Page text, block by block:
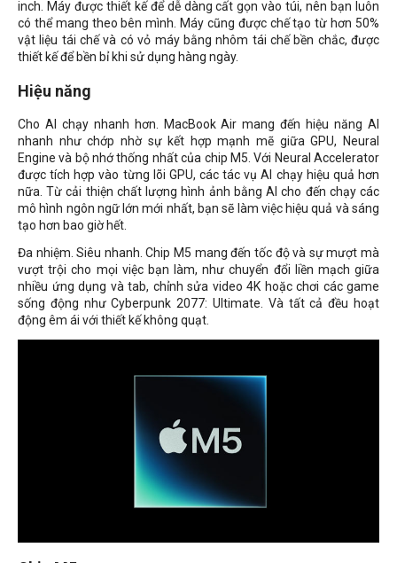
inch. Máy được thiết kế để dễ dàng cất gọn vào túi, nên bạn luôn
có thể mang theo bên mình. Máy cũng được chế tạo từ hơn 50%
vật liệu tái chế và có vỏ máy bằng nhôm tái chế bền chắc, được
thiết kế để bền bỉ khi sử dụng hàng ngày.
Hiệu năng
Cho AI chạy nhanh hơn. MacBook Air mang đến hiệu năng AI
nhanh như chớp nhờ sự kết hợp mạnh mẽ giữa GPU, Neural
Engine và bộ nhớ thống nhất của chip M5. Với Neural Accelerator
được tích hợp vào từng lõi GPU, các tác vụ AI chạy hiệu quả hơn
nữa. Từ cải thiện chất lượng hình ảnh bằng AI cho đến chạy các
mô hình ngôn ngữ lớn mới nhất, bạn sẽ làm việc hiệu quả và sáng
tạo hơn bao giờ hết.
Đa nhiệm. Siêu nhanh. Chip M5 mang đến tốc độ và sự mượt mà
vượt trội cho mọi việc bạn làm, như chuyển đổi liền mạch giữa
nhiều ứng dụng và tab, chỉnh sửa video 4K hoặc chơi các game
sống động như Cyberpunk 2077: Ultimate. Và tất cả đều hoạt
động êm ái với thiết kế không quạt.